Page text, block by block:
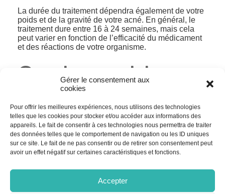
Gérer le consentement aux
cookies
Pour offrir les meilleures expériences, nous utilisons des technologies
telles que les cookies pour stocker et/ou accéder aux informations des
appareils. Le fait de consentir à ces technologies nous permettra de traiter
des données telles que le comportement de navigation ou les ID uniques
sur ce site. Le fait de ne pas consentir ou de retirer son consentement peut
avoir un effet négatif sur certaines caractéristiques et fonctions.
Accepter
La durée du traitement dépendra également de votre
poids et de la gravité de votre acné. En général, le
traitement dure entre 16 à 24 semaines, mais cela
peut varier en fonction de l’efficacité du médicament
et des réactions de votre organisme.
Quels sont les
effets
secondaires
possibles de
l’isotrétinoïne ?